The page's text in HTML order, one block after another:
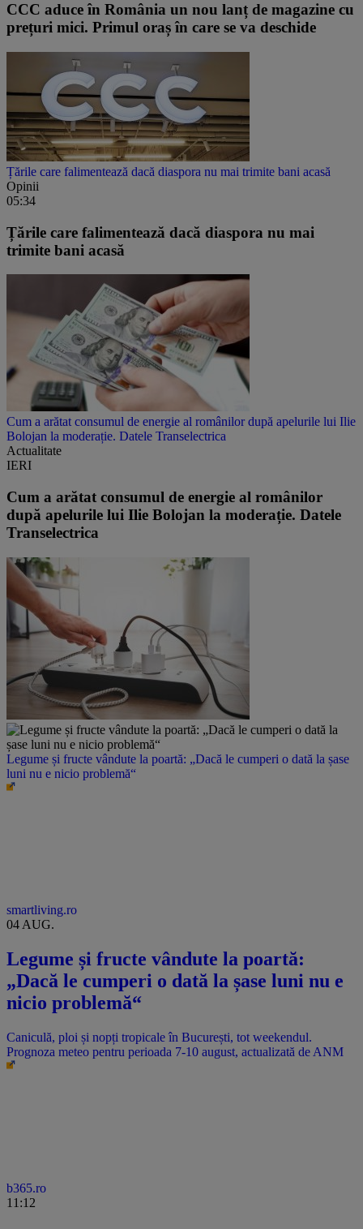
CCC aduce în România un nou lanț de magazine cu
prețuri mici. Primul oraș în care se va deschide
Țările care falimentează dacă diaspora nu mai trimite bani acasă
Opinii
05:34
Țările care falimentează dacă diaspora nu mai
trimite bani acasă
Cum a arătat consumul de energie al românilor după apelurile lui Ilie
Bolojan la moderație. Datele Transelectrica
Actualitate
IERI
Cum a arătat consumul de energie al românilor
după apelurile lui Ilie Bolojan la moderație. Datele
Transelectrica
Legume și fructe vândute la poartă: „Dacă le cumperi o dată la șase
luni nu e nicio problemă“
smartliving.ro
04 AUG.
Legume și fructe vândute la poartă:
„Dacă le cumperi o dată la șase luni nu e
nicio problemă“
Caniculă, ploi și nopți tropicale în București, tot weekendul.
Prognoza meteo pentru perioada 7-10 august, actualizată de ANM
b365.ro
11:12